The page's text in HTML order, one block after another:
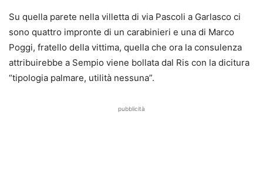
Su quella parete nella villetta di via Pascoli a Garlasco ci
sono quattro impronte di un carabinieri e una di Marco
Poggi, fratello della vittima, quella che ora la consulenza
attribuirebbe a Sempio viene bollata dal Ris con la dicitura
“tipologia palmare, utilità nessuna”.
pubblicità